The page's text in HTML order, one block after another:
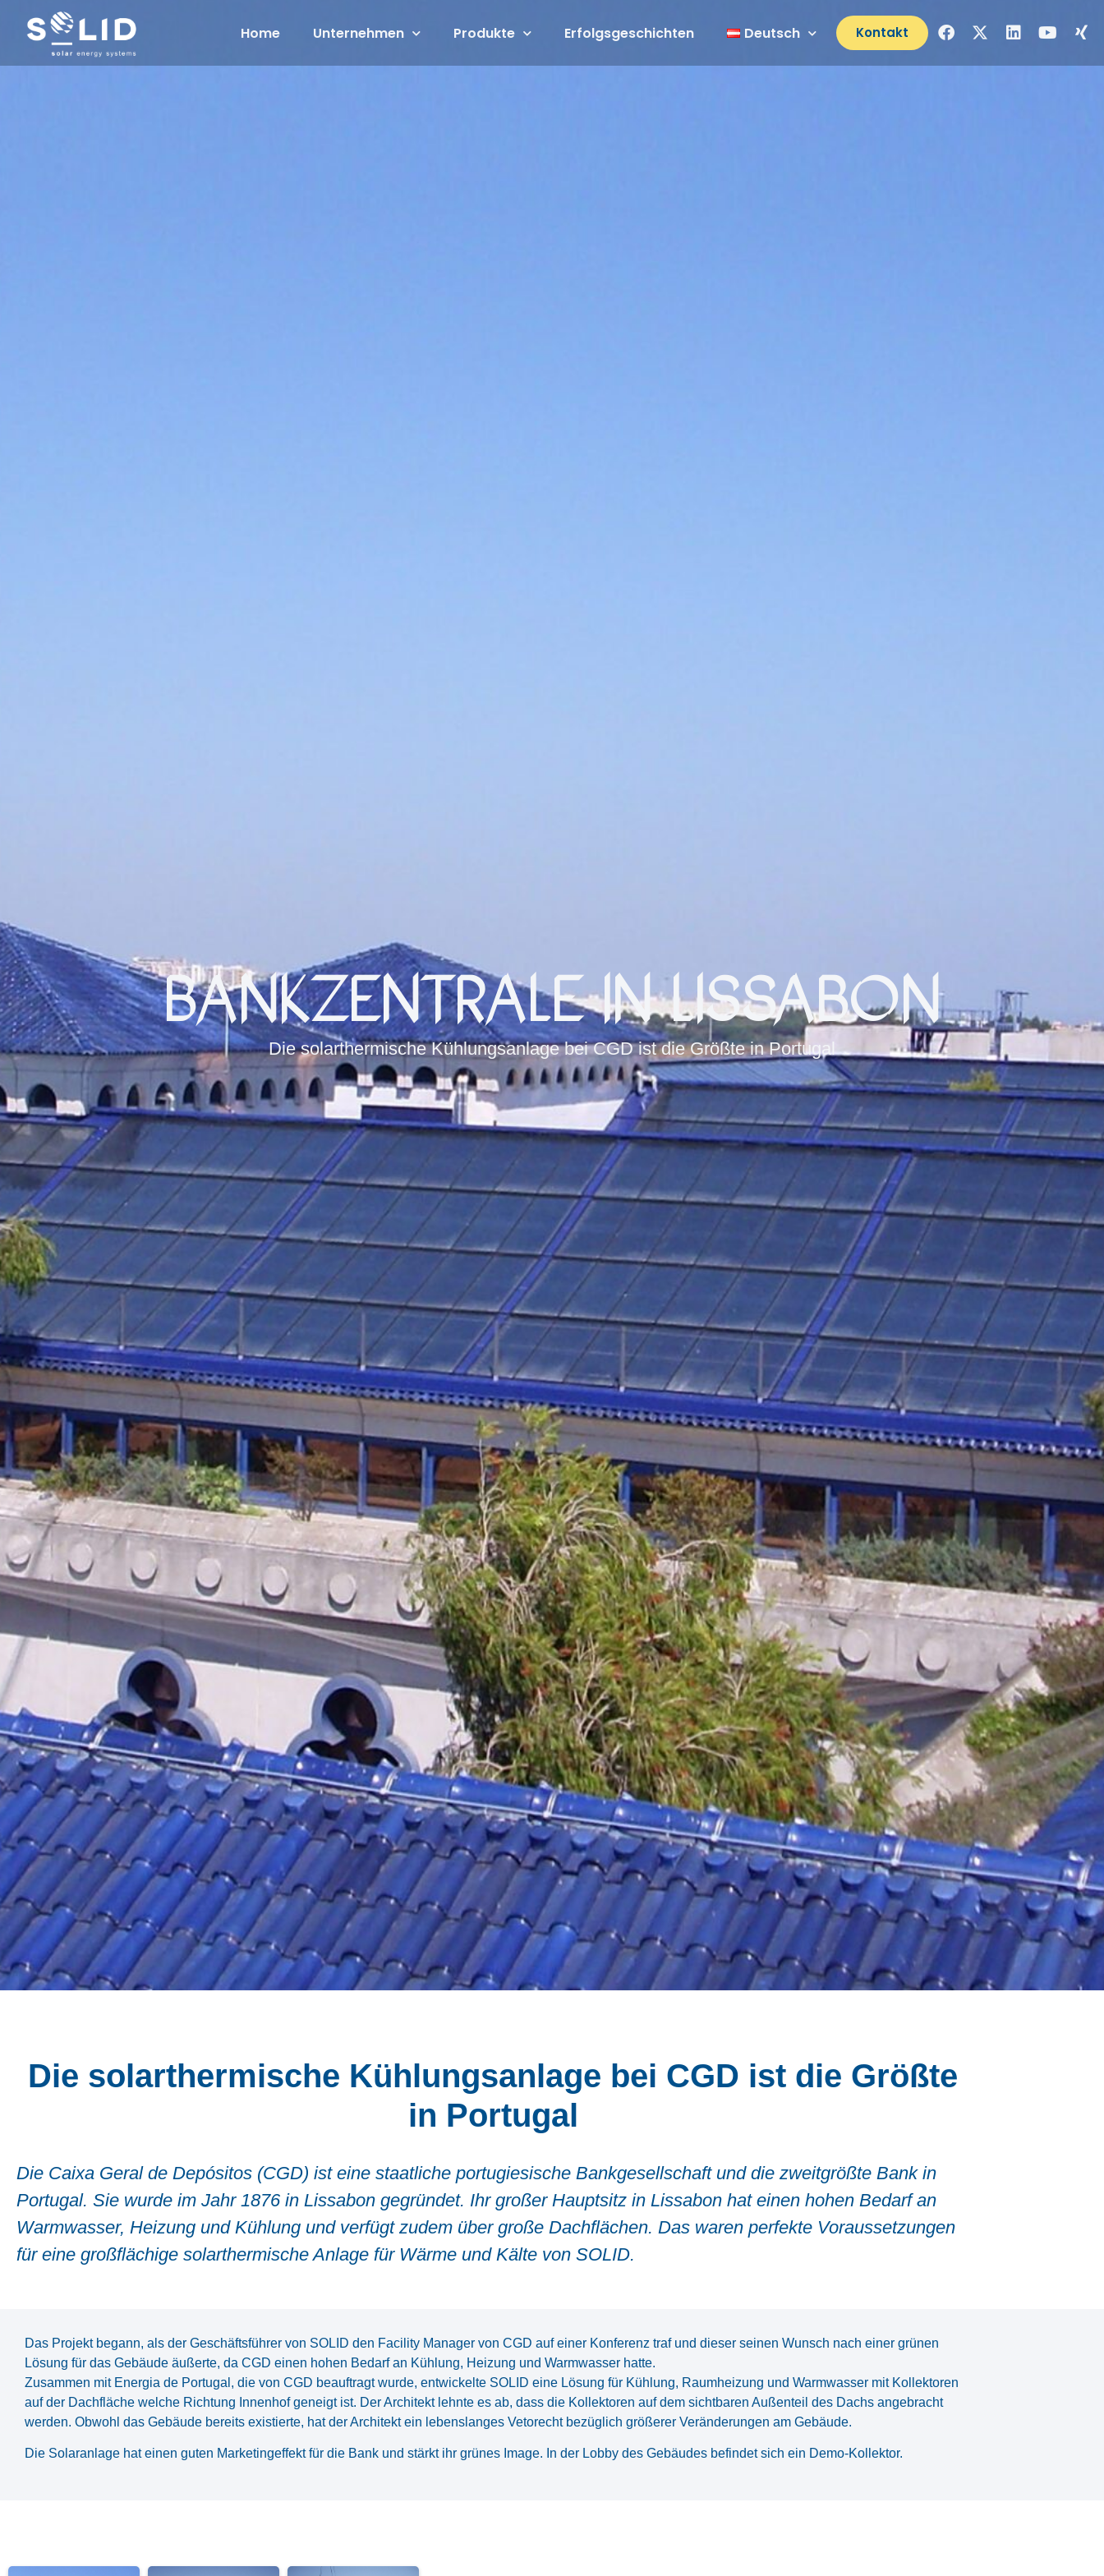
Home Unternehmen Produkte Erfolgsgeschichten Deutsch Kontakt
BANKZENTRALE IN LISSABON
Die solarthermische Kühlungsanlage bei CGD ist die Größte in Portugal
Die solarthermische Kühlungsanlage bei CGD ist die Größte
in Portugal
Die Caixa Geral de Depósitos (CGD) ist eine staatliche portugiesische Bankgesellschaft und die zweitgrößte Bank in
Portugal. Sie wurde im Jahr 1876 in Lissabon gegründet. Ihr großer Hauptsitz in Lissabon hat einen hohen Bedarf an
Warmwasser, Heizung und Kühlung und verfügt zudem über große Dachflächen. Das waren perfekte Voraussetzungen
für eine großflächige solarthermische Anlage für Wärme und Kälte von SOLID.
Das Projekt begann, als der Geschäftsführer von SOLID den Facility Manager von CGD auf einer Konferenz traf und dieser seinen Wunsch nach einer grünen
Lösung für das Gebäude äußerte, da CGD einen hohen Bedarf an Kühlung, Heizung und Warmwasser hatte.
Zusammen mit Energia de Portugal, die von CGD beauftragt wurde, entwickelte SOLID eine Lösung für Kühlung, Raumheizung und Warmwasser mit Kollektoren
auf der Dachfläche welche Richtung Innenhof geneigt ist. Der Architekt lehnte es ab, dass die Kollektoren auf dem sichtbaren Außenteil des Dachs angebracht
werden. Obwohl das Gebäude bereits existierte, hat der Architekt ein lebenslanges Vetorecht bezüglich größerer Veränderungen am Gebäude.
Die Solaranlage hat einen guten Marketingeffekt für die Bank und stärkt ihr grünes Image. In der Lobby des Gebäudes befindet sich ein Demo-Kollektor.